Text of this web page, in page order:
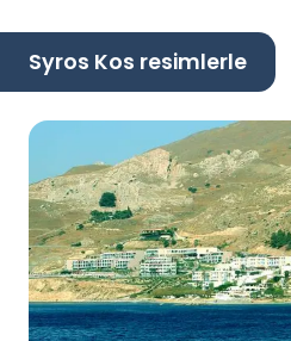
Syros Kos resimlerle